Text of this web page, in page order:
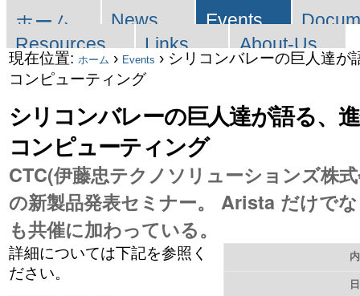
コ
ン
テ
ン
ツ
に
飛
ぶ
|
セ
ク
シ
ョ
ン
ホーム News Events
Resources
Links About-Us
現在位置: ホーム › Events › シリコンバレーの巨人達が
コンピューティング
シリコンバレーの巨人達が語る、
コンピューティング
CTC(伊藤忠テクノソリューションズ株
の新製品発表セミナー。 Arista だけで
も共催に加わっている。
詳細については下記を参照く
ださい。